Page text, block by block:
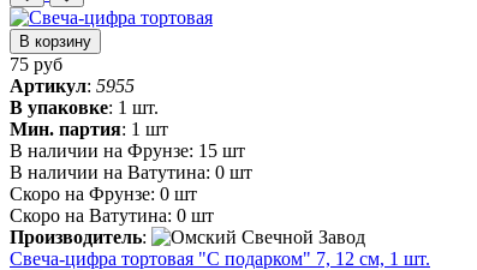
В корзину
75 руб
Артикул: 5955
В упаковке: 1 шт.
Мин. партия: 1 шт
В наличии на Фрунзе: 15 шт
В наличии на Ватутина: 0 шт
Скоро на Фрунзе: 0 шт
Скоро на Ватутина: 0 шт
Производитель:
Свеча-цифра тортовая "С подарком" 7, 12 см, 1 шт.